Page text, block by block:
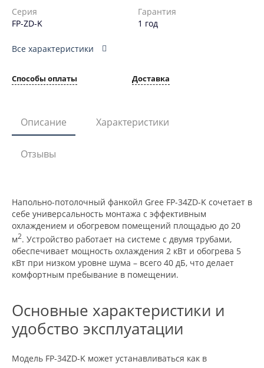
Серия
FP-ZD-K
Гарантия
1 год
Все характеристики
Способы оплаты Доставка
Описание Характеристики
Отзывы
Напольно-потолочный фанкойл Gree FP-34ZD-K сочетает в
себе универсальность монтажа с эффективным
охлаждением и обогревом помещений площадью до 20
м2. Устройство работает на системе с двумя трубами,
обеспечивает мощность охлаждения 2 кВт и обогрева 5
кВт при низком уровне шума – всего 40 дБ, что делает
комфортным пребывание в помещении.
Основные характеристики и
удобство эксплуатации
Модель FP-34ZD-K может устанавливаться как в